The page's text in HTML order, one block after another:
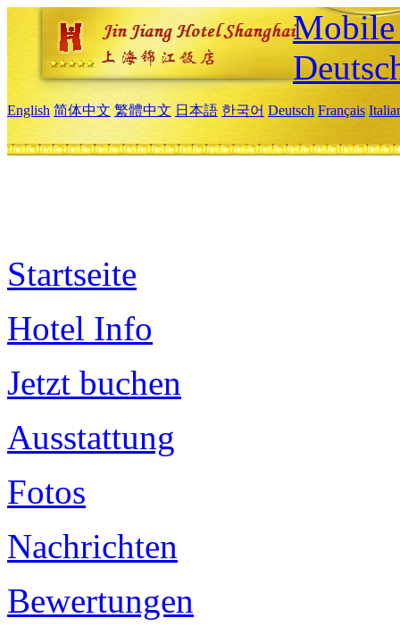
Mobile
English 简体中文 繁體中文 日本語 한국어 Deutsch Français
Startseite
Hotel Info
Jetzt buchen
Ausstattung
Fotos
Nachrichten
Bewertungen